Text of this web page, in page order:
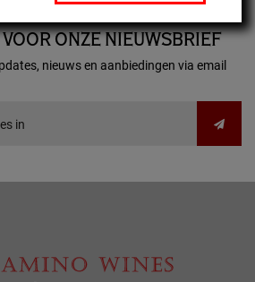
ONZE NIEUWSBRIEF
nieuws en aanbiedingen via email